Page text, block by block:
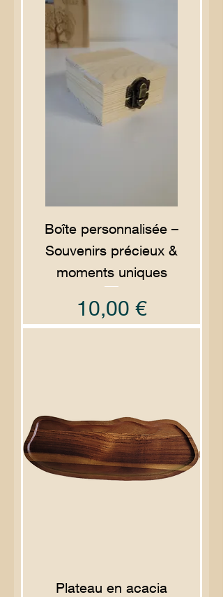
Boîte personnalisée –
Souvenirs précieux &
moments uniques
Prix
10,00 €
Plateau en acacia